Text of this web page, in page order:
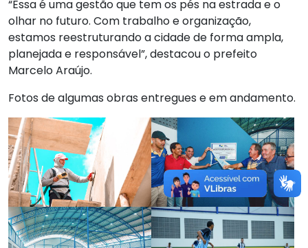
“Essa é uma gestão que tem os pés na estrada e o
olhar no futuro. Com trabalho e organização,
estamos reestruturando a cidade de forma ampla,
planejada e responsável”, destacou o prefeito
Marcelo Araújo.
Fotos de algumas obras entregues e em andamento.